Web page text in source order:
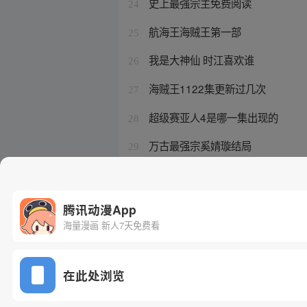
24
25 航海王海贼王第一部
26 我是大神仙 时江喜欢谁
27 海贼王1122集更新过几次
28 超级赛亚人4是哪一集出现的
29 万古最强宗奚婧璇结局
腾讯动漫App
海量漫画 新人7天免费看
在此处浏览